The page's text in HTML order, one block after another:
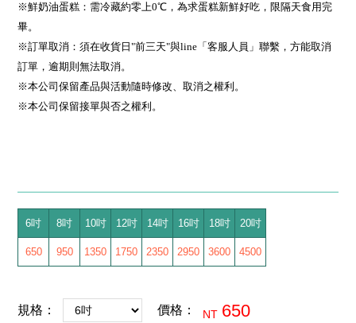
※鮮奶油蛋糕：需冷藏約零上0℃，為求蛋糕新鮮好吃，限隔天食用完
畢。
※訂單取消：須在收貨日"前三天"與line「客服人員」聯繫，方能取消
訂單，逾期則無法取消。
※本公司保留產品與活動隨時修改、取消之權利。
※本公司保留接單與否之權利。
6吋 8吋 10吋 12吋 14吋 16吋 18吋 20吋
650 950 1350 1750 2350 2950 3600 4500
規格： 價格： NT 650